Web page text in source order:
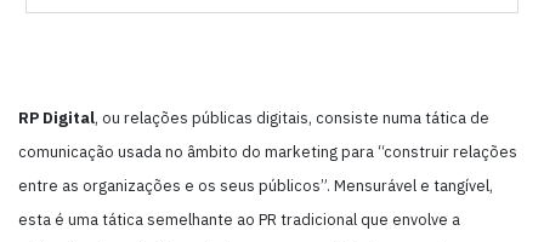
RP Digital, ou relações públicas digitais, consiste numa tática de
comunicação usada no âmbito do marketing para “construir relações
entre as organizações e os seus públicos”. Mensurável e tangível,
esta é uma tática semelhante ao PR tradicional que envolve a